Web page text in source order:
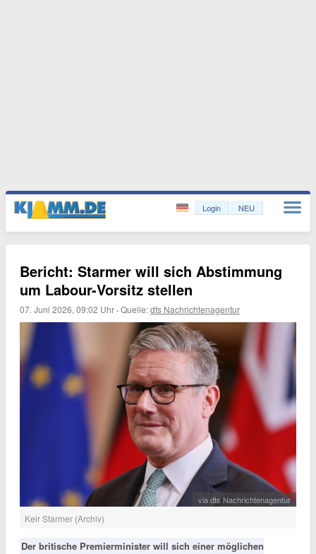
Login NEU
Bericht: Starmer will sich Abstimmung
um Labour-Vorsitz stellen
07. Juni 2026, 09:02 Uhr ·Quelle:dts Nachrichtenagentur
via dts Nachrichtenagentur
Keir Starmer (Archiv)
Der britische Premierminister will sich einer möglichen